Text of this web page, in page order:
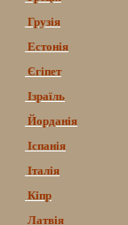
Грузія
Естонія
Єгіпет
Ізраїль
Йорданія
Іспанія
Італія
Кіпр
Латвія